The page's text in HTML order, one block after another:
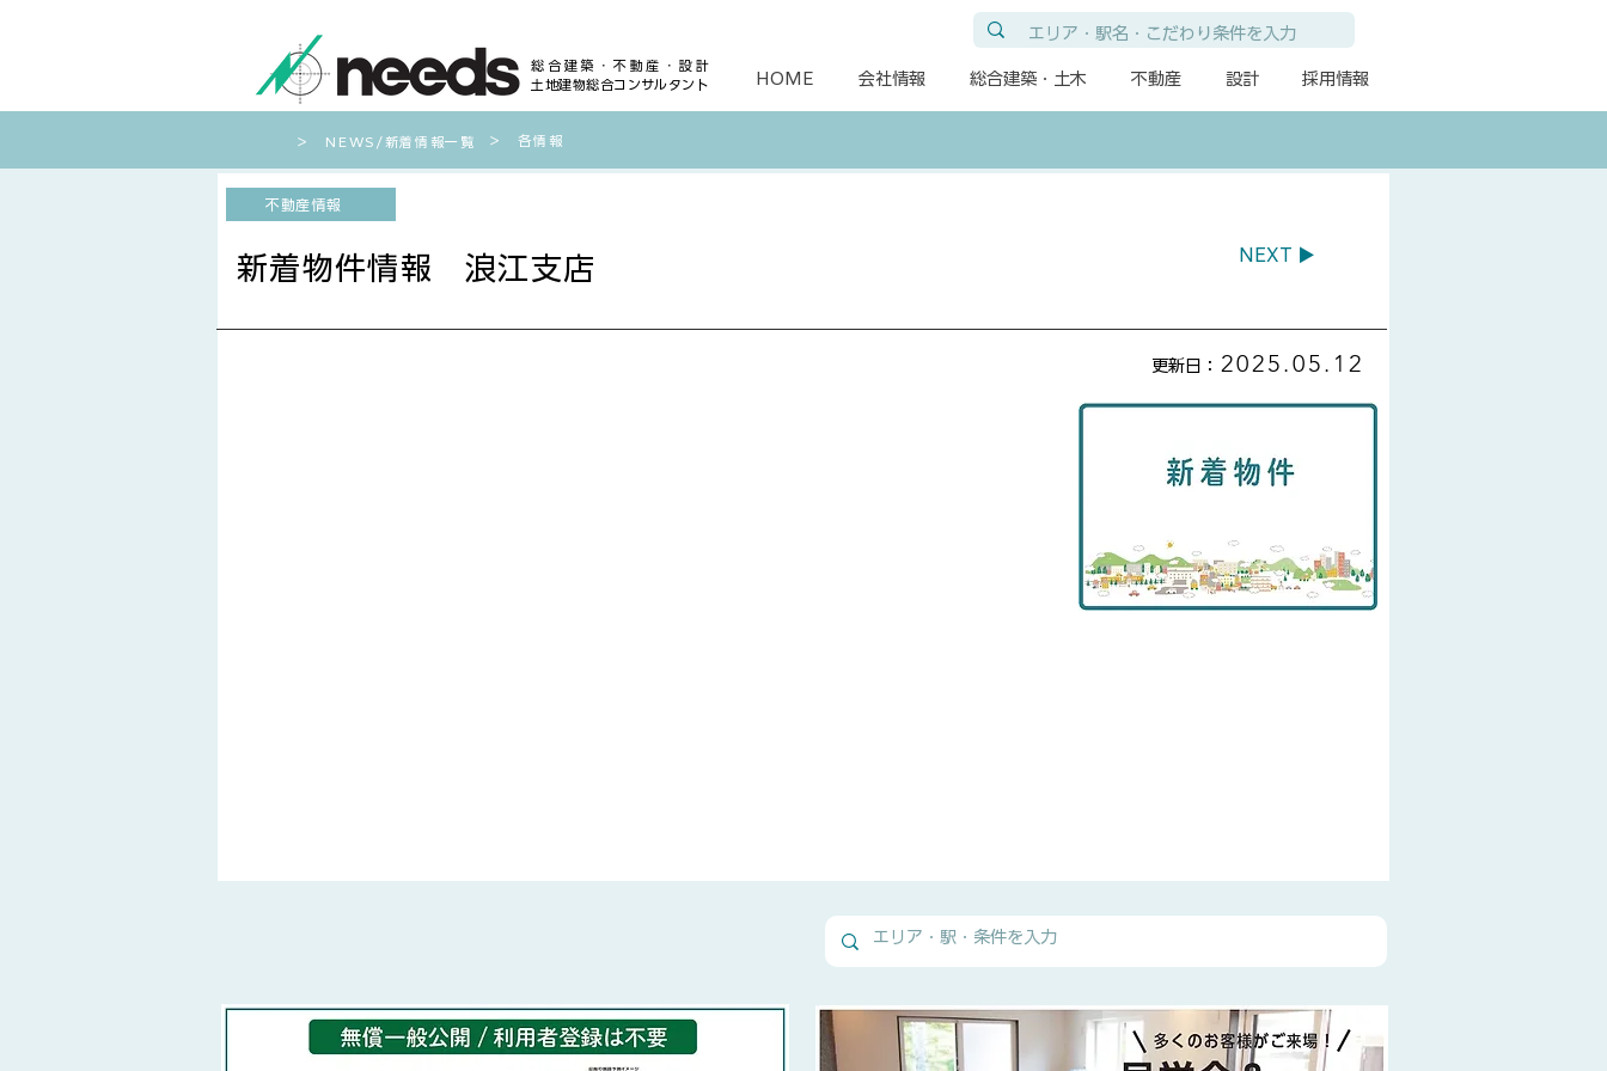
総合建築・不動産・設計
土地建物総合コンサルタント
HOME 会社情報 総合建築・土木 不動産 設計 採用情報
​＞ NEWS/新着情報一覧 ​＞ 各情報
不動産情報
新着物件情報 浪江支店 NEXT ▶
2025.05.12
​更新日：